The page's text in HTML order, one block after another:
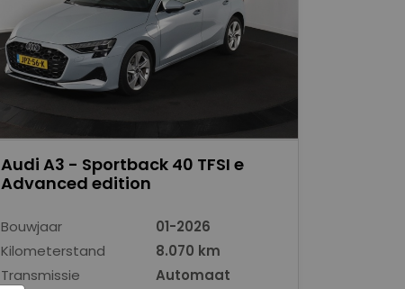
Audi A3 - Sportback 40 TFSI e
Advanced edition
Bouwjaar
01-2026
Kilometerstand
8.070 km
Transmissie
Automaat